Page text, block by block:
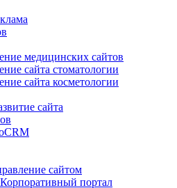
медицинских сайтов
сайта стоматологии
сайта косметологии
сайта
сайтом
портал